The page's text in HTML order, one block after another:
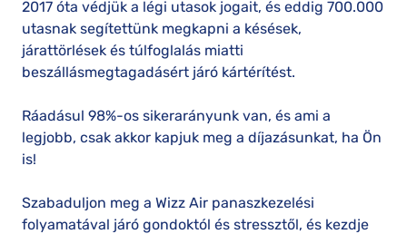
2017 óta védjük a légi utasok jogait, és eddig 700.000
utasnak segítettünk megkapni a késések,
járattörlések és túlfoglalás miatti
beszállásmegtagadásért járó kártérítést.
Ráadásul 98%-os sikerarányunk van, és ami a
legjobb, csak akkor kapjuk meg a díjazásunkat, ha Ön
is!
Szabaduljon meg a Wizz Air panaszkezelési
folyamatával járó gondoktól és stressztől, és kezdje